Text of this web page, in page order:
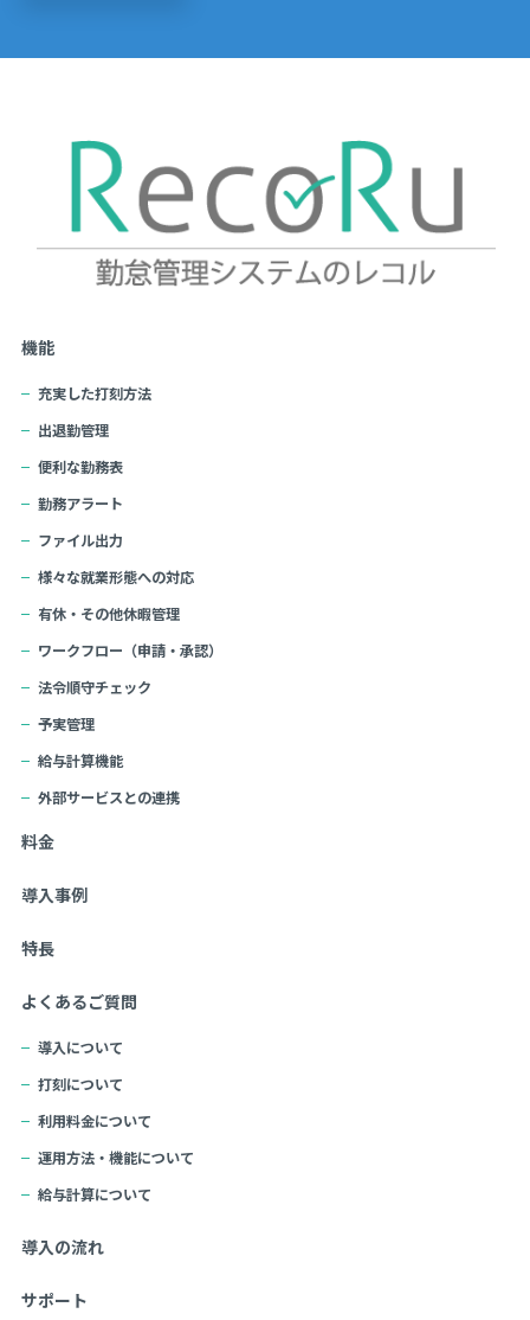
機能
充実した打刻方法
出退勤管理
便利な勤務表
勤務アラート
ファイル出力
様々な就業形態への対応
有休・その他休暇管理
ワークフロー（申請・承認）
法令順守チェック
予実管理
給与計算機能
外部サービスとの連携
料金
導入事例
特長
よくあるご質問
導入について
打刻について
利用料金について
運用方法・機能について
給与計算について
導入の流れ
サポート